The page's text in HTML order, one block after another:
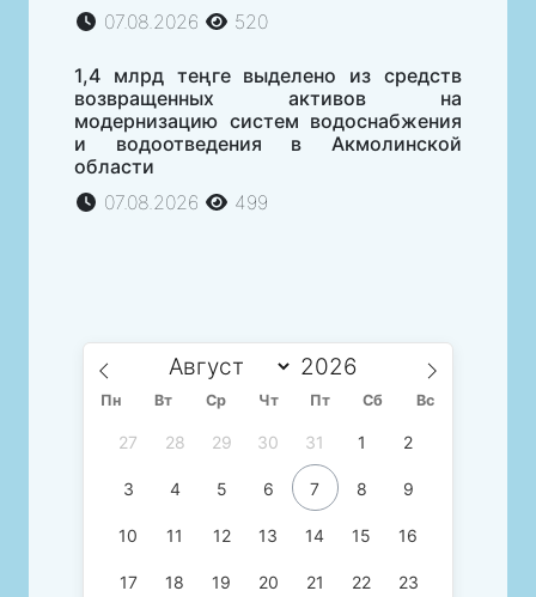
07.08.2026
520
1,4 млрд теңге выделено из средств
возвращенных активов на
модернизацию систем водоснабжения
и водоотведения в Акмолинской
области
07.08.2026
499
Пн Вт Ср Чт Пт Сб Вс
27 28 29 30 31 1 2
3 4 5 6 7 8 9
10 11 12 13 14 15 16
17 18 19 20 21 22 23